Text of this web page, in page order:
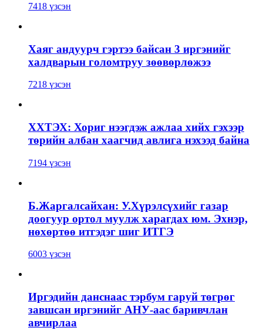
7418 үзсэн
Хаяг андуурч гэртээ байсан 3 иргэнийг
халдварын голомтруу зөөвөрлөжээ
7218 үзсэн
ХХТЭХ: Хориг нээгдэж ажлаа хийх гэхээр
төрийн албан хаагчид авлига нэхээд байна
7194 үзсэн
Б.Жаргалсайхан: У.Хүрэлсүхийг газар
доогуур ортол муулж харагдах юм. Эхнэр,
нөхөртөө итгэдэг шиг ИТГЭ
6003 үзсэн
Иргэдийн данснаас тэрбум гаруй төгрөг
завшсан иргэнийг АНУ-аас баривчлан
авчирлаа